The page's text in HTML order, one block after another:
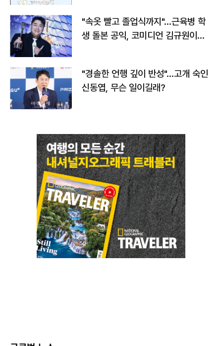
"속옷 빨고 졸업식까지"…근육병 학
생 돌본 공익, 코미디언 김규원이었
"경솔한 언행 깊이 반성"…고개 숙인
신동엽, 무슨 일이길래?